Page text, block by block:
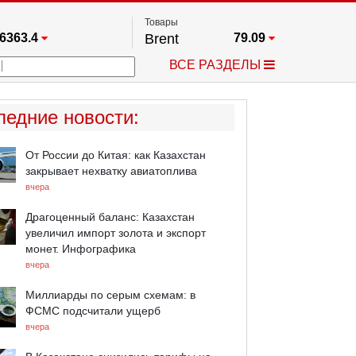
67.17
Товары
Brent 79.09
Платина
2.669
ВСЕ РАЗДЕЛЫ
новости:
От России до Китая: как Казахстан
закрывает нехватку авиатоплива
вчера
Драгоценный баланс: Казахстан
увеличил импорт золота и экспорт
монет. Инфографика
вчера
Миллиарды по серым схемам: в
ФСМС подсчитали ущерб
вчера